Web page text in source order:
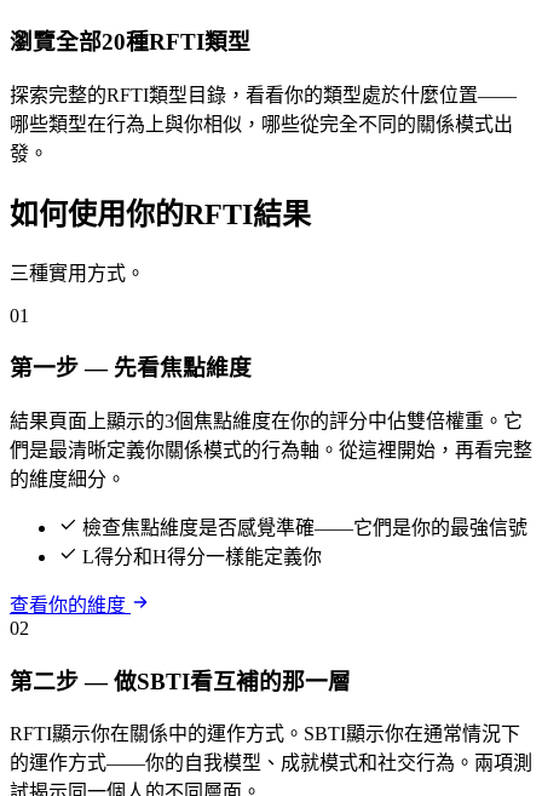
瀏覽全部20種RFTI類型
探索完整的RFTI類型目錄，看看你的類型處於什麼位置——
哪些類型在行為上與你相似，哪些從完全不同的關係模式出
發。
如何使用你的RFTI結果
三種實用方式。
01
第一步 — 先看焦點維度
結果頁面上顯示的3個焦點維度在你的評分中佔雙倍權重。它
們是最清晰定義你關係模式的行為軸。從這裡開始，再看完整
的維度細分。
檢查焦點維度是否感覺準確——它們是你的最強信號
L得分和H得分一樣能定義你
查看你的維度
02
第二步 — 做SBTI看互補的那一層
RFTI顯示你在關係中的運作方式。SBTI顯示你在通常情況下
的運作方式——你的自我模型、成就模式和社交行為。兩項測